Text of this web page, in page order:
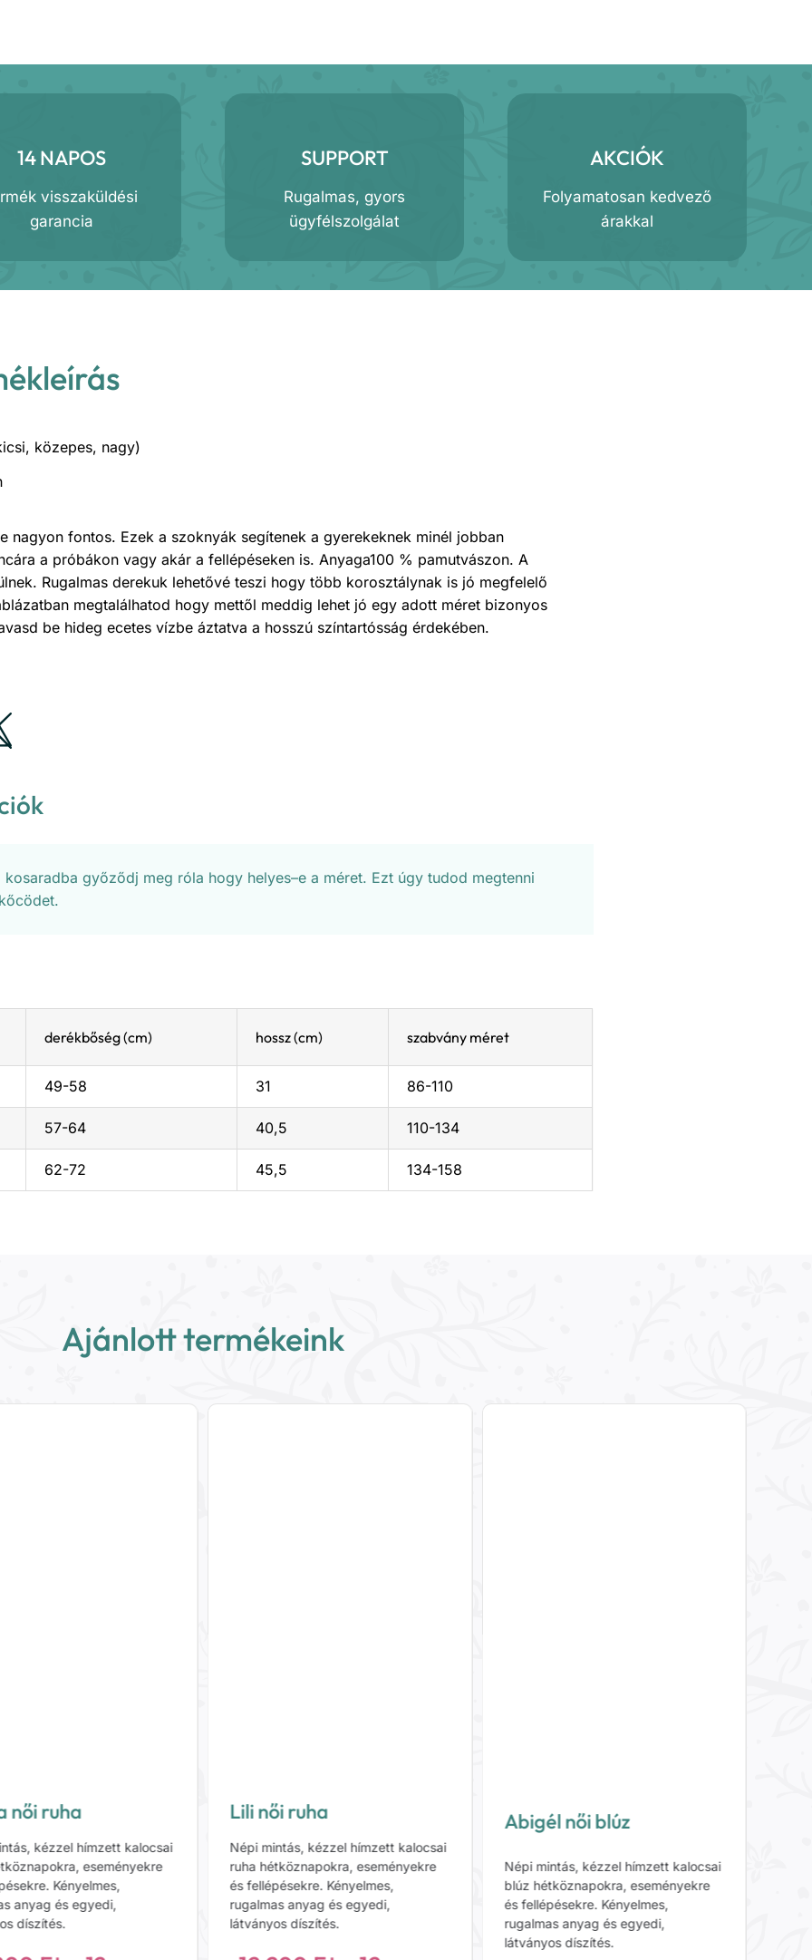
14 NAPOS
visszaküldési
garancia
SUPPORT
Rugalmas, gyors
ügyfélszolgálat
AKCIÓK
Folyamatosan kedvező
árakkal
közepes, nagy)
nagyon fontos. Ezek a szoknyák segítenek a gyerekeknek minél jobban
a próbákon vagy akár a fellépéseken is. Anyaga100 % pamutvászon. A
Rugalmas derekuk lehetővé teszi hogy több korosztálynak is jó megfelelő
megtalálhatod hogy mettől meddig lehet jó egy adott méret bizonyos
be hideg ecetes vízbe áztatva a hosszú színtartósság érdekében.
győződj meg róla hogy helyes–e a méret. Ezt úgy tudod megtenni
derékbőség (cm) hossz (cm) szabvány méret
49-58 31 86-110
57-64 40,5 110-134
62-72 45,5 134-158
Ajánlott termékeink
női ruha
kézzel hímzett kalocsai
eseményekre
Kényelmes,
anyag és egyedi,
díszítés.
Lili női ruha
Népi mintás, kézzel hímzett kalocsai
ruha hétköznapokra, eseményekre
és fellépésekre. Kényelmes,
rugalmas anyag és egyedi,
látványos díszítés.
Abigél női blúz
Népi mintás, kézzel hímzett kalocsai
blúz hétköznapokra, eseményekre
és fellépésekre. Kényelmes,
rugalmas anyag és egyedi,
látványos díszítés.